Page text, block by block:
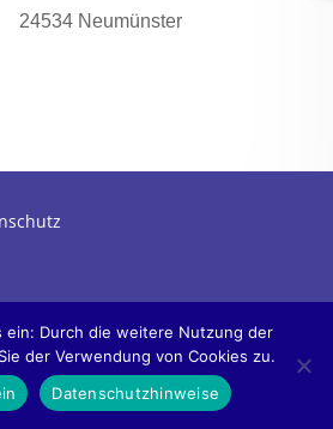
24534 Neumünster
ein: Durch die weitere Nutzung der
der Verwendung von Cookies zu.
Datenschutzhinweise